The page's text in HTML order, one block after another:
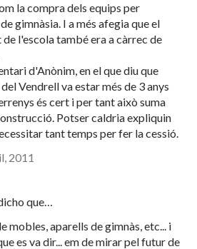
la compra dels equips per
gimnàsia. I a més afegia que el
l'escola també era a càrrec de
d'Anònim, en el que diu que
Vendrell va estar més de 3 anys
és cert i per tant això suma
Potser caldria expliquin
tant temps per fer la cessió.
2011
que…
mobles, aparells de gimnàs, etc... i
es va dir... em de mirar pel futur de